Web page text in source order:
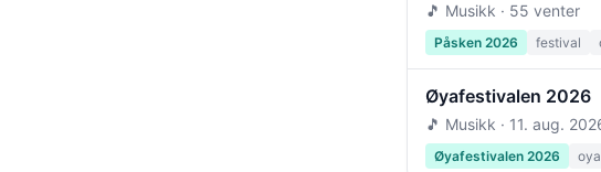
🎵 Musikk · 55 venter
Påsken 2026 festival
Øyafestivalen 2026
🎵 Musikk · 11. aug.
Øyafestivalen 2026 oya